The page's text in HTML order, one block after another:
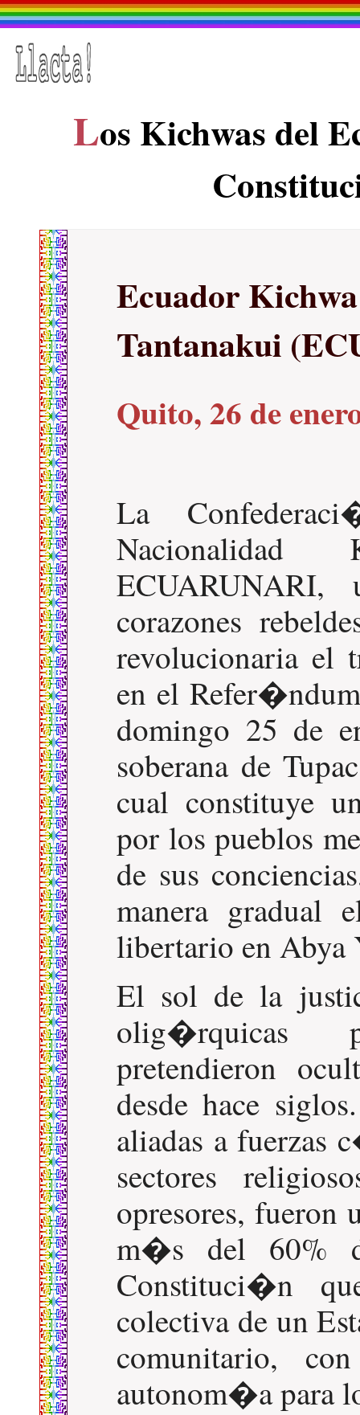
Los Kichwas del
Ecuador
Tantanakui
Quito, 26 de
La
ECUARUNARI,
corazones
revolucionaria el
en el
domingo 25 de
soberana de
cual constituye
por los pueblos
de sus
manera gradual
libertario en Abya
El sol de la
olig�rquicas
pretendieron
desde hace
aliadas a fuerzas
sectores
opresores, fueron
m�s del 60%
Constituci�n
colectiva de un
comunitario,
autonom�a para